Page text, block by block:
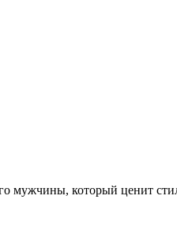
мужчины, который ценит